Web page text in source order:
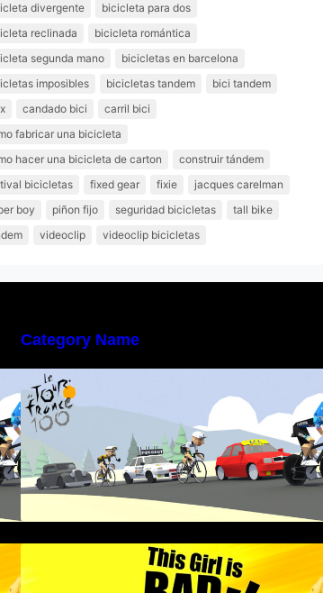
divergente
bicicleta para dos
reclinada
bicicleta romántica
segunda mano
bicicletas en barcelona
imposibles
bicicletas tandem
bici tandem
candado bici
carril bici
fabricar una bicicleta
hacer una bicicleta de carton
construir tándem
bicicletas
fixed gear fixie
jacques carelman
boy
piñon fijo seguridad bicicletas
tall bike
videoclip videoclip bicicletas
Category Name
This Girl Is Badass – Escena lucha
en bici